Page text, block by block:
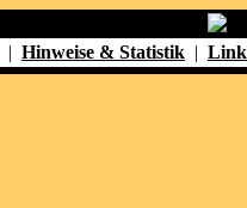
| Hinweise & Statistik |